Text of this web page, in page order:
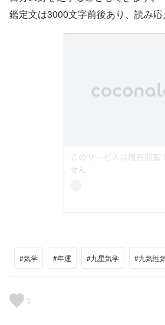
鑑定文は3000文字前後あり、読み応
#気学 #年運 #九星気学 #九気性
3